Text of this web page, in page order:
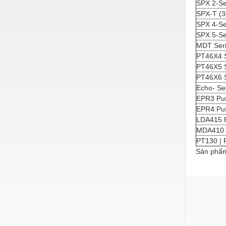
SPX 2-
SPX-T
SPX 4-
SPX 5-
MDT
PT46X4
PT46X5
PT46X6
Echo-
EPR3
EPR4
LDA415
PT130 |
Sản